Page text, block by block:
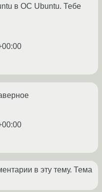
в ОС Ubuntu. Тебе
в эту тему. Тема